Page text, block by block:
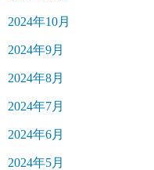
2024年10月
2024年9月
2024年8月
2024年7月
2024年6月
2024年5月